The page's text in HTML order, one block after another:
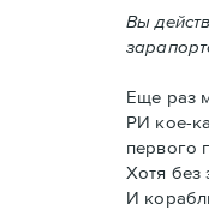
Вы
Еще раз
РИ кое-
первого
Хотя без
И